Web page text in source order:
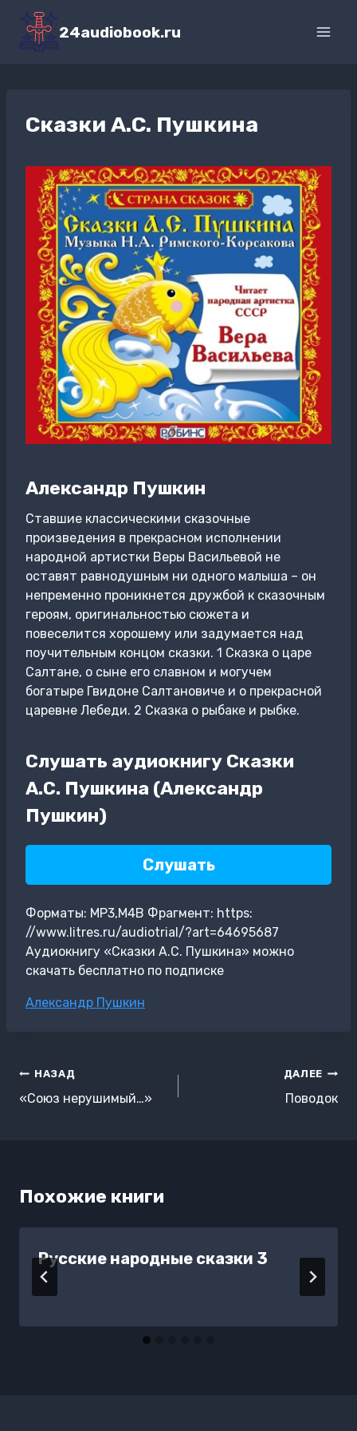
Перейти
содержимому
24audiobook.ru
Сказки А.С. Пушкина
Александр Пушкин
Ставшие классическими сказочные
произведения в прекрасном исполнении
народной артистки Веры Васильевой не
оставят равнодушным ни одного малыша – он
непременно проникнется дружбой к сказочным
героям, оригинальностью сюжета и
повеселится хорошему или задумается над
поучительным концом сказки. 1 Сказка о царе
Салтане, о сыне его славном и могучем
богатыре Гвидоне Салтановиче и о прекрасной
царевне Лебеди. 2 Сказка о рыбаке и рыбке.
Слушать аудиокнигу Сказки
А.С. Пушкина (Александр
Пушкин)
Слушать
Форматы: MP3,M4B Фрагмент: https:
//www.litres.ru/audiotrial/?art=64695687
Аудиокнигу «Сказки А.С. Пушкина» можно
скачать бесплатно по подписке
Метки
Александр Пушкин
Навигация
по
НАЗАД
«Союз нерушимый…»
ДАЛЕЕ
Поводок
Похожие книги
Русские народные сказки 3